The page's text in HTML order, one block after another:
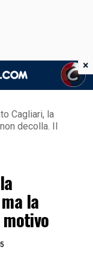
Cagliari, la
decolla. Il
la
×